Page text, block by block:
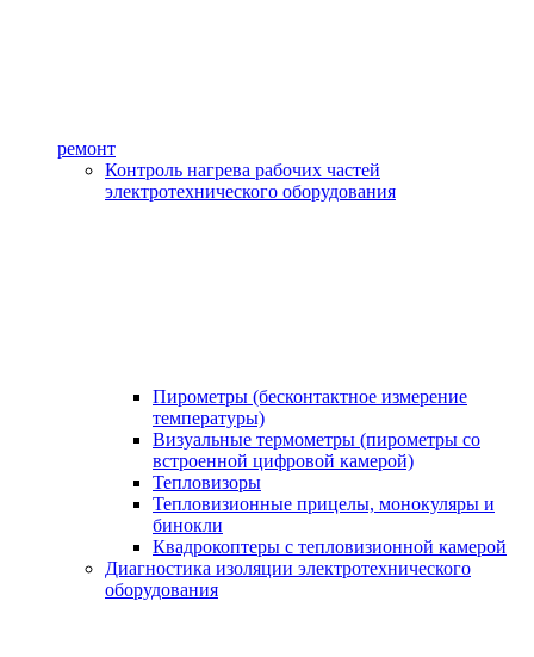
ремонт
Контроль нагрева рабочих частей
электротехнического оборудования
Пирометры (бесконтактное измерение
температуры)
Визуальные термометры (пирометры со
встроенной цифровой камерой)
Тепловизоры
Тепловизионные прицелы, монокуляры и
бинокли
Квадрокоптеры с тепловизионной камерой
Диагностика изоляции электротехнического
оборудования